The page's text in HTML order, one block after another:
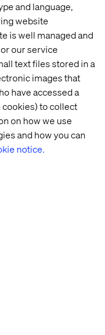
and language,
website
is well managed and
our service
text files stored in a
images that
have accessed a
cookies) to collect
on how we use
and how you can
notice.
klanten als
Daarnaast
in 16 landen wat
voor
trots op wat we
en heb heel veel zin
vorm te gaan
Een toekomst
ook moeten
waarde te
en om talent